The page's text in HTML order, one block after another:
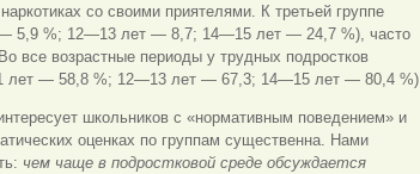
со своими приятелями. К третьей группе
5,9 %; 12—13 лет — 8,7; 14—15 лет — 24,7 %), часто
все возрастные периоды у трудных подростков
лет — 58,8 %; 12—13 лет — 67,3; 14—15 лет — 80,4 %).
школьников с «нормативным поведением» и
оценках по группам существенна. Нами
чем чаще в подростковой среде обсуждается